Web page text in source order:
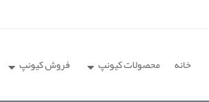
خانه محصولات کیونپ فروش کیونپ